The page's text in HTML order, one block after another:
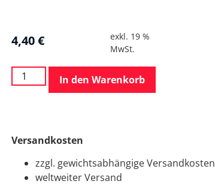
4,40€
exkl. 19 %
MwSt.
In den Warenkorb
Versandkosten
zzgl. gewichtsabhängige Versandkosten
weltweiter Versand